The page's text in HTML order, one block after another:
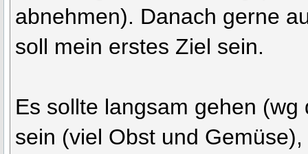
abnehmen). Danach gerne
soll mein erstes Ziel sein.
Es sollte langsam gehen
sein (viel Obst und